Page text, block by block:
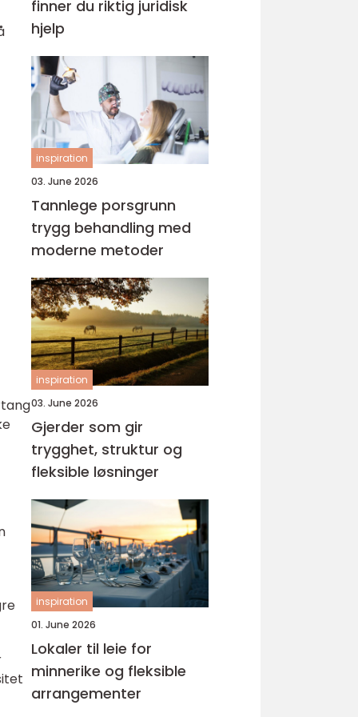
finner du riktig juridisk
hjelp
inspiration
03. June 2026
Tannlege porsgrunn
trygg behandling med
moderne metoder
inspiration
03. June 2026
Gjerder som gir
trygghet, struktur og
fleksible løsninger
inspiration
01. June 2026
Lokaler til leie for
minnerike og fleksible
arrangementer